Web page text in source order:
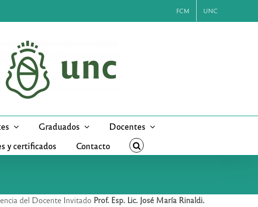
FCM UNC
Graduados
Docentes
y certificados Contacto
del Docente Invitado Prof. Esp. Lic. José María Rinaldi.